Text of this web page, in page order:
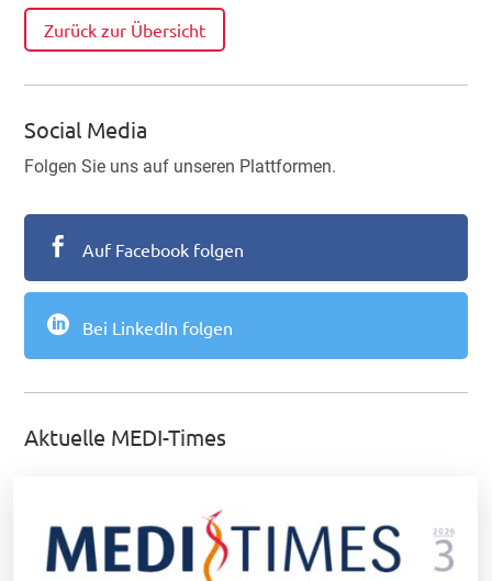
Zurück zur Übersicht
Social Media
Folgen Sie uns auf unseren Plattformen.
 Auf Facebook folgen
 Bei LinkedIn folgen
Aktuelle MEDI-Times